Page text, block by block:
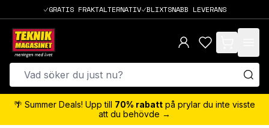
GRATIS FRAKTALTERNATIV BLIXTSNABB LEVERANS
items in cart,
🌴 Summer Deals! Upp till 70% rabatt på prylar du inte visste
att du behövde →